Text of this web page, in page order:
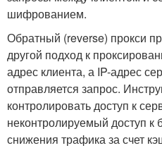
шифрованием.
Обратный (reverse) прокси
другой подход к
адрес клиента, а IP-адрес
отправляется запрос.
контролировать доступ к
неконтролируемый доступ к
снижения трафика за счет